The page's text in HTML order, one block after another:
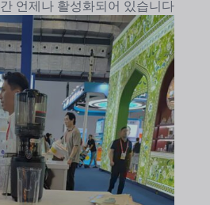
간 언제나 활성화되어 있습니다.